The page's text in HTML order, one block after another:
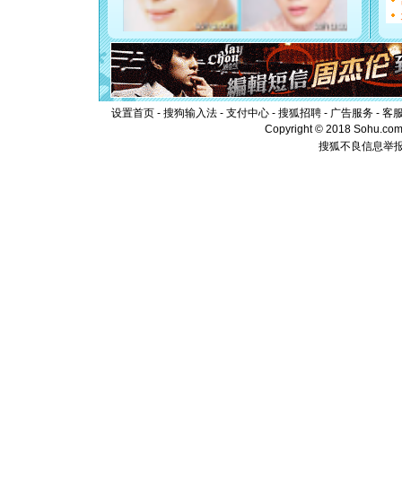
你是我
[元旦]
如
起；二
离。水晶
[元旦]当
泣，这痛
卖了。水
[春节] 风
颜！冬去
道一声平
设置首页 - 搜狗输入法 - 支付中心 - 搜狐招聘 - 广告服务 - 客
Copyright © 2018
搜狐不良信息举